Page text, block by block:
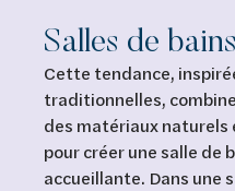
Salles de
Cette tendance,
traditionnelles,
des matériaux
pour créer une salle de
accueillante. Dans une